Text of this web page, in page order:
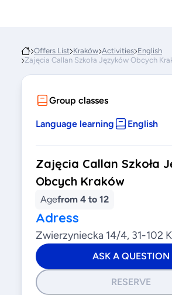
Offers List Kraków Activities English
Zajęcia Callan Szkoła Języków Obcych
Group classes
Language learning English
Zajęcia Callan Szkoła
Obcych Kraków
Agefrom 4 to 12
Adress
Zwierzyniecka 14/4, 31-102
ASK A QUESTION
RESERVE